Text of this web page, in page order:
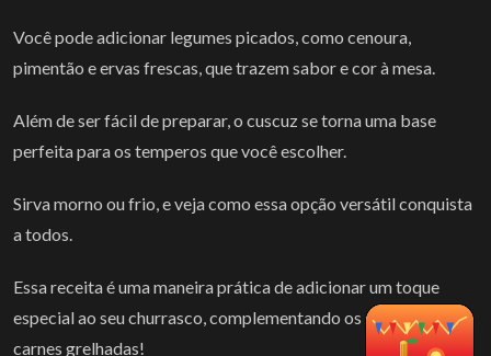
Você pode adicionar legumes picados, como cenoura,
pimentão e ervas frescas, que trazem sabor e cor à mesa.
Além de ser fácil de preparar, o cuscuz se torna uma base
perfeita para os temperos que você escolher.
Sirva morno ou frio, e veja como essa opção versátil conquista
a todos.
Essa receita é uma maneira prática de adicionar um toque
especial ao seu churrasco, complementando os sabores das
carnes grelhadas!